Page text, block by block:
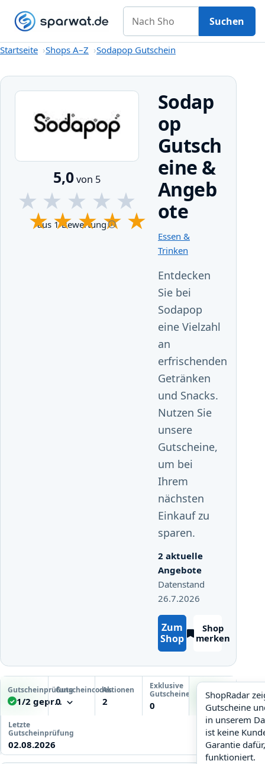
Startseite
GutscheineShops A–Z KategorienMagazin
Nach Shop suchen
Suchen
Startseite Shops A–Z Sodapop Gutschein
5,0von 5
★
★
★
★
★
★
★
★
★
★
aus 1 Bewertung
Sodap
op
Gutsch
eine &
Angeb
ote
Essen &
Trinken
Entdecken
Sie bei
Sodapop
eine Vielzahl
an
erfrischenden
Getränken
und Snacks.
Nutzen Sie
unsere
Gutscheine,
um bei
Ihrem
nächsten
Einkauf zu
sparen.
2 aktuelle
Angebote
Datenstand
26.7.2026
Zum
Shop
Shop
merken
Gutscheinprüfung
✓Geprüft 1/2 geprüft
Prüfdetails ansehen
Gutscheincodes
0
Aktionen
2
Exklusive
Gutscheine
0
ShopRadar
hoch
ShopRadar:
ShopRadar
Gutscheine
in unserem
ist keine
Garantie
funktioniert.
Letzte
Gutscheinprüfung
02.08.2026